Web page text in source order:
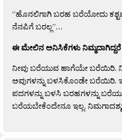
“ಹೊನಲಿಗಾಗಿ ಬರಹ ಬರೆಯೋದು
ನೆನಪಿಗೆ ಬರಲ್ಲ”…
ಈ ಮೇಲಿನ ಅನಿಸಿಕೆಗಳು
ನೀವು ಬರೆಯುವ ಹಾಗೆಯೇ
ಅವುಗಳನ್ನು ಬಳಸಿಕೊಂಡೇ ಬರೆಯಿರಿ.
ಪದಗಳನ್ನು ಬಳಸಿ ಬರಹಗಳನ್ನು
ಬರೆಯಬೇಕೆಂದೇನೂ ಇಲ್ಲ.